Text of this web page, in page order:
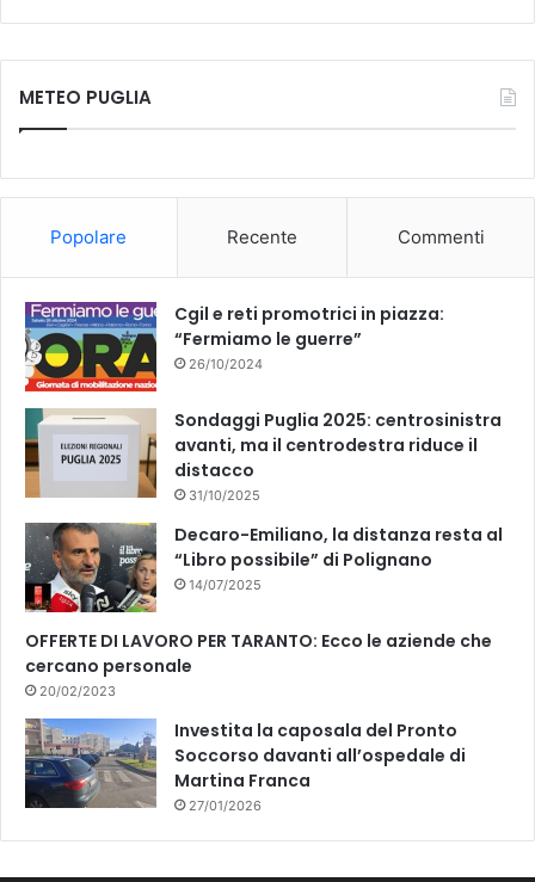
a
c
k
o
u
METEO PUGLIA
Popolare Recente Commenti
Cgil e reti promotrici in piazza:
“Fermiamo le guerre”
26/10/2024
Sondaggi Puglia 2025: centrosinistra
avanti, ma il centrodestra riduce il
distacco
31/10/2025
Decaro-Emiliano, la distanza resta al
“Libro possibile” di Polignano
14/07/2025
OFFERTE DI LAVORO PER TARANTO: Ecco le aziende che
cercano personale
20/02/2023
Investita la caposala del Pronto
Soccorso davanti all’ospedale di
Martina Franca
27/01/2026